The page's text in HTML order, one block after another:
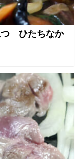
つ ひたちなか